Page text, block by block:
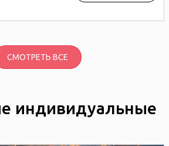
СМОТРЕТЬ ВСЕ
индивидуальные